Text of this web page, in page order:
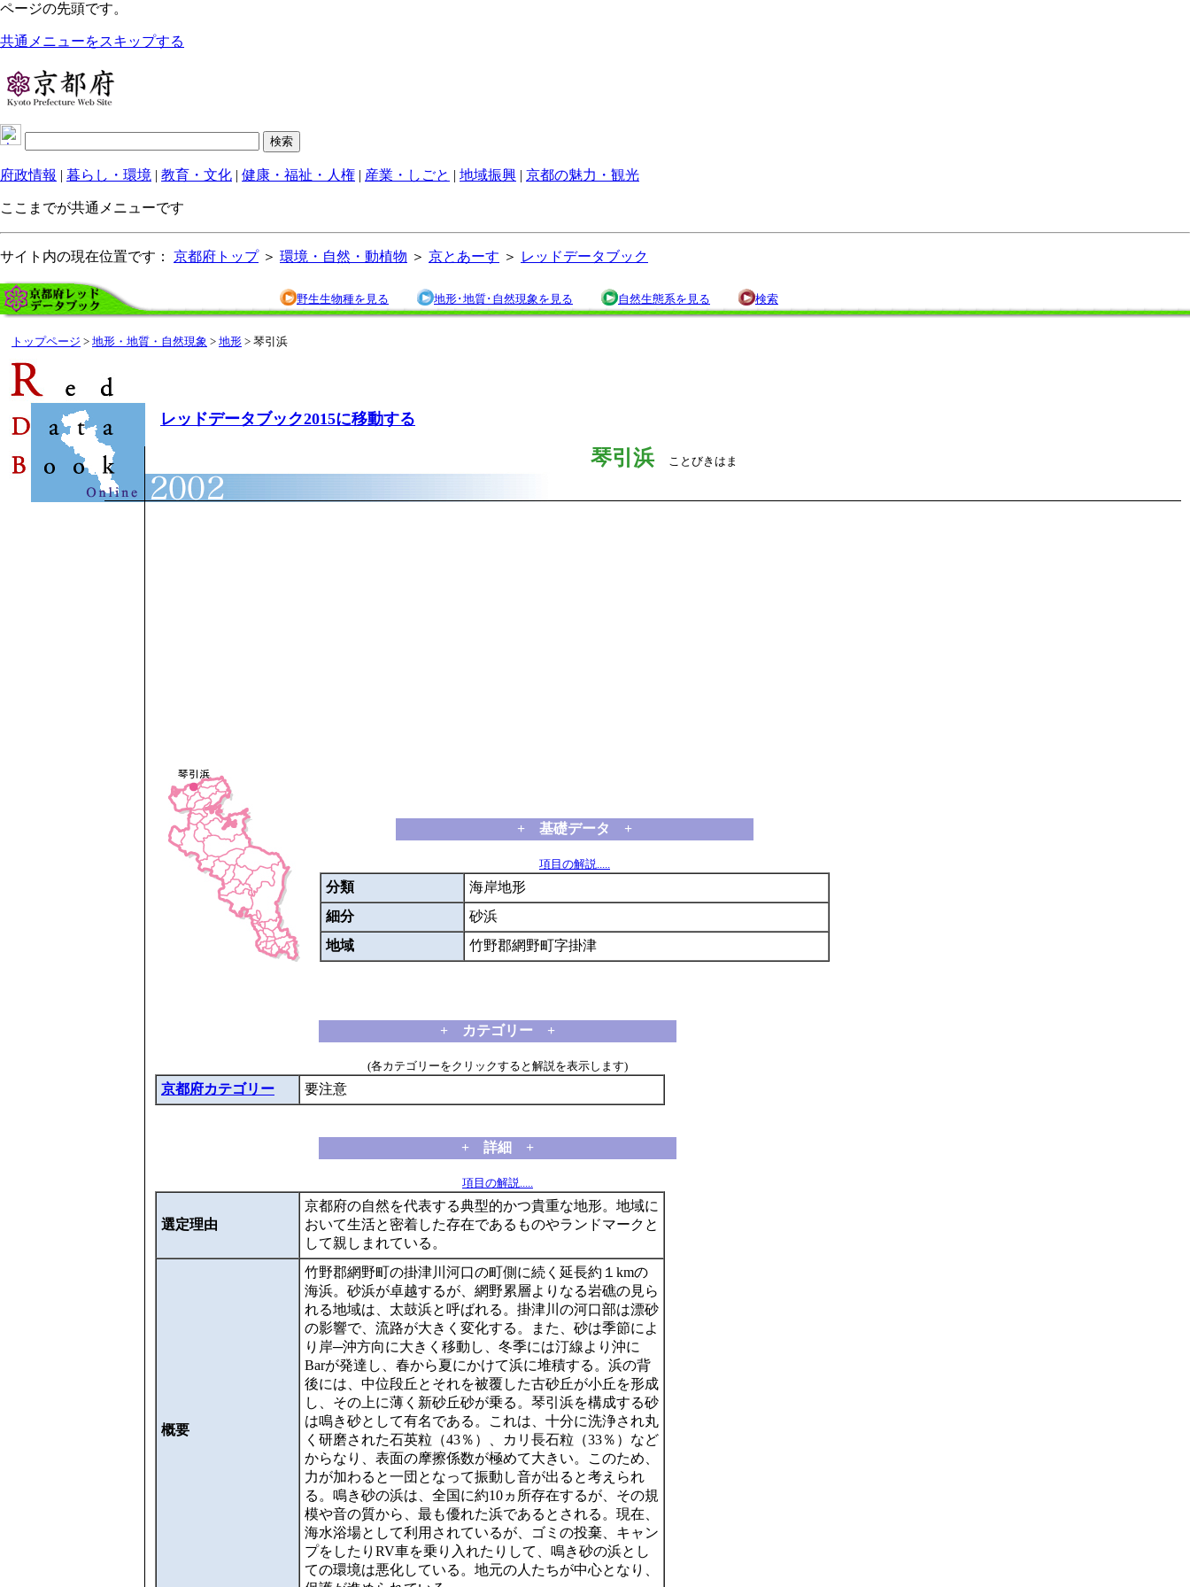
ページの先頭です。
共通メニューをスキップする
府政情報 | 暮らし・環境 | 教育・文化 | 健康・福祉・人権 | 産業・しごと | 地域振興 | 京都の魅力・観光
ここまでが共通メニューです
サイト内の現在位置です： 京都府トップ＞ 環境・自然・動植物 ＞ 京とあーす ＞ レッドデータブック
野生生物種を見る 地形･地質･自然現象を見る 自然生態系を見る 検索
トップページ > 地形・地質・自然現象 > 地形 > 琴引浜
レッドデータブック2015に移動する
琴引浜 ことびきはま
+ 基礎データ +
項目の解説.....
分類
海岸地形
細分
砂浜
地域
竹野郡網野町字掛津
+ カテゴリー +
(各カテゴリーをクリックすると解説を表示します)
京都府カテゴリー 要注意
+ 詳細 +
項目の解説.....
選定理由
京都府の自然を代表する典型的かつ貴重な地形。地域に
おいて生活と密着した存在であるものやランドマークと
して親しまれている。
概要
竹野郡網野町の掛津川河口の町側に続く延長約１kmの
海浜。砂浜が卓越するが、網野累層よりなる岩礁の見ら
れる地域は、太鼓浜と呼ばれる。掛津川の河口部は漂砂
の影響で、流路が大きく変化する。また、砂は季節によ
り岸─沖方向に大きく移動し、冬季には汀線より沖に
Barが発達し、春から夏にかけて浜に堆積する。浜の背
後には、中位段丘とそれを被覆した古砂丘が小丘を形成
し、その上に薄く新砂丘砂が乗る。琴引浜を構成する砂
は鳴き砂として有名である。これは、十分に洗浄され丸
く研磨された石英粒（43％）、カリ長石粒（33％）など
からなり、表面の摩擦係数が極めて大きい。このため、
力が加わると一団となって振動し音が出ると考えられ
る。鳴き砂の浜は、全国に約10ヵ所存在するが、その規
模や音の質から、最も優れた浜であるとされる。現在、
海水浴場として利用されているが、ゴミの投棄、キャン
プをしたりRV車を乗り入れたりして、鳴き砂の浜とし
ての環境は悪化している。地元の人たちが中心となり、